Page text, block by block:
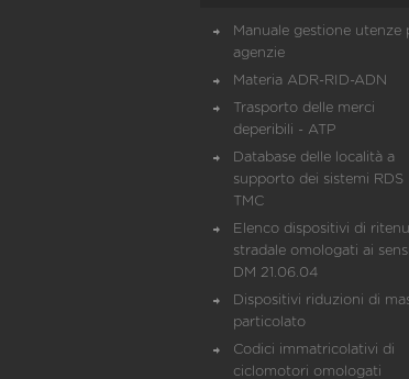
Manuale gestione utenze
agenzie
Materia ADR-RID-ADN
Trasporto delle merci
deperibili - ATP
Database delle località a
supporto dei sistemi RDS
TMC
Elenco dispositivi di
stradale omologati ai
DM 21.06.04
Dispositivi riduzioni di
particolato
Codici immatricolativi di
ciclomotori omologati